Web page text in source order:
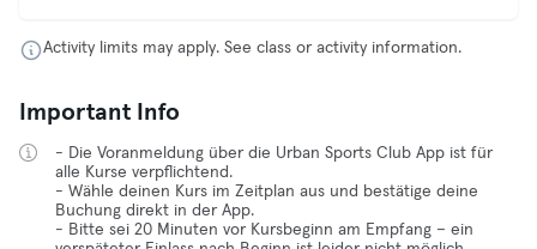
Activity limits may apply. See class or activity information.
Important Info
- Die Voranmeldung über die Urban Sports Club App ist für
alle Kurse verpflichtend.
- Wähle deinen Kurs im Zeitplan aus und bestätige deine
Buchung direkt in der App.
- Bitte sei 20 Minuten vor Kursbeginn am Empfang – ein